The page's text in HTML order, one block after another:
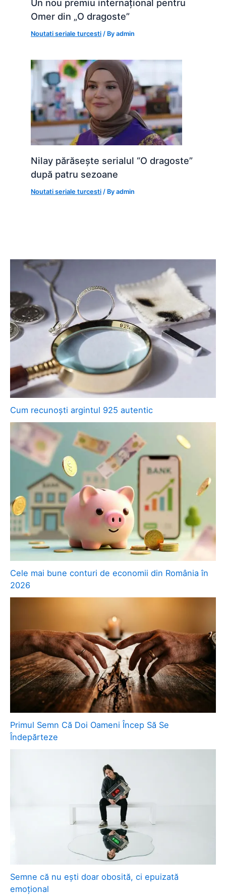
Un nou premiu internațional pentru
Omer din „O dragoste”
Noutati seriale turcesti / Byadmin
Nilay părăsește serialul “O dragoste”
după patru sezoane
Noutati seriale turcesti / Byadmin
Cum recunoști argintul 925 autentic
Cele mai bune conturi de economii din România în
2026
Primul Semn Că Doi Oameni Încep Să Se
Îndepărteze
Semne că nu ești doar obosită, ci epuizată
emoțional